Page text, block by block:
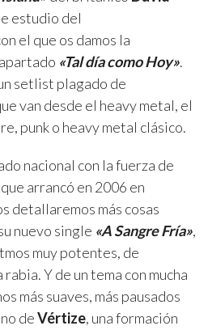
estudio del
el que os damos la
«Tal día como Hoy».
setlist plagado de
van desde el heavy metal, el
punk o heavy metal clásico.
nacional con la fuerza de
arrancó en 2006 en
detallaremos más cosas
nuevo single «A Sangre Fría»,
muy potentes, de
Y de un tema con mucha
más suaves, más pausados
deVértize, una formación